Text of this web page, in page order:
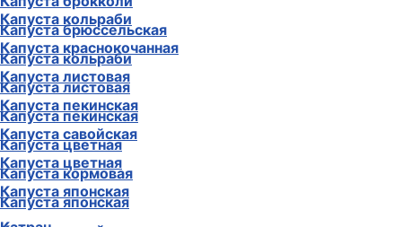
Капуста кольраби
Капуста краснокочанная
Капуста листовая
Капуста пекинская
Капуста савойская
Капуста цветная
Капуста японская
Капуста брюссельская
Капуста кольраби
Капуста листовая
Капуста пекинская
Капуста цветная
Капуста кормовая
Капуста японская